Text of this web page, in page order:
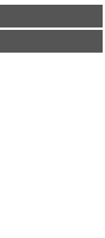
44:41 (4)
32:45 (2)
24:24 (1)